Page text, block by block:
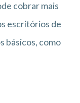
cobrar mais
escritórios de
básicos, como